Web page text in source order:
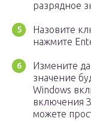
разрядное
Назовите
нажмите
Измените
значение
Windows
включения
можете